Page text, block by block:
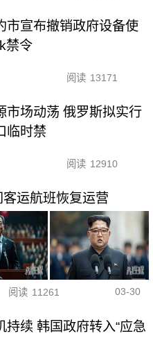
市宣布撤销政府设备使
禁令
阅读 13171
市场动荡 俄罗斯拟实行
临时禁
阅读 12910
运航班恢复运营
阅读 11261 03-30
持续 韩国政府转入“应急